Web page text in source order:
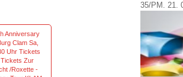
35/PM. 21.
Anniversary
Clam Sa,
Uhr Tickets
Zur
/Roxette -